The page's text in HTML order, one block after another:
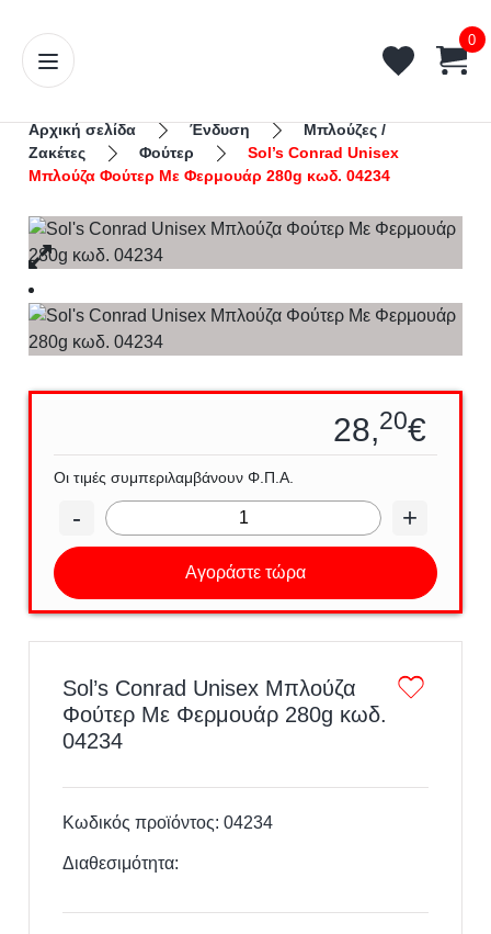
0
Αρχική σελίδα Ένδυση
Μπλούζες /
Ζακέτες
Φούτερ
Sol’s Conrad Unisex
Μπλούζα Φούτερ Με Φερμουάρ 280g κωδ. 04234
Sol’s Conrad Unisex Μπλούζα
Φούτερ Με Φερμουάρ 280g κωδ.
04234
Κωδικός προϊόντος:04234
Διαθεσιμότητα:
28,20€
Οι τιμές συμπεριλαμβάνουν Φ.Π.Α.
- +
Αγοράστε τώρα